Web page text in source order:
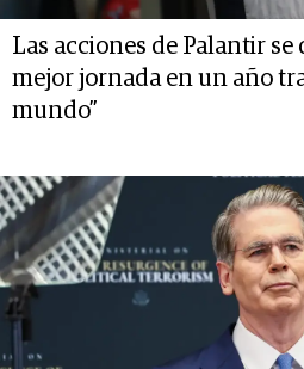
Las acciones de Palantir
mejor jornada en un año
mundo”